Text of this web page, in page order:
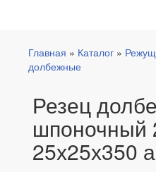
Вы здесь
Главная » Каталог »
долбежные
Резец
шпоночный
25х25х350